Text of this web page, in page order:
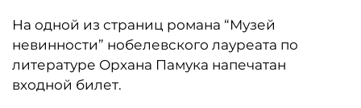
На одной из страниц романа “Музей
невинности” нобелевского лауреата по
литературе Орхана Памука напечатан
входной билет.